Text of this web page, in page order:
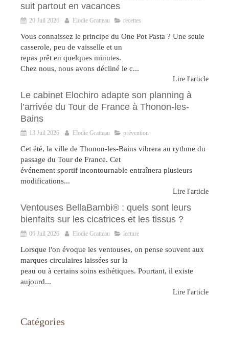
suit partout en vacances
20 Juil 2026 Elodie Gratteau recettes
Vous connaissez le principe du One Pot Pasta ? Une seule
casserole, peu de vaisselle et un
repas prêt en quelques minutes.
Chez nous, nous avons décliné le c...
Lire l'article
Le cabinet Elochiro adapte son planning à
l’arrivée du Tour de France à Thonon-les-
Bains
13 Juil 2026 Elodie Gratteau prévention
Cet été, la ville de Thonon-les-Bains vibrera au rythme du
passage du Tour de France. Cet
événement sportif incontournable entraînera plusieurs
modifications...
Lire l'article
Ventouses BellaBambi® : quels sont leurs
bienfaits sur les cicatrices et les tissus ?
06 Juil 2026 Elodie Gratteau lecture
Lorsque l'on évoque les ventouses, on pense souvent aux
marques circulaires laissées sur la
peau ou à certains soins esthétiques. Pourtant, il existe
aujourd...
Lire l'article
Catégories